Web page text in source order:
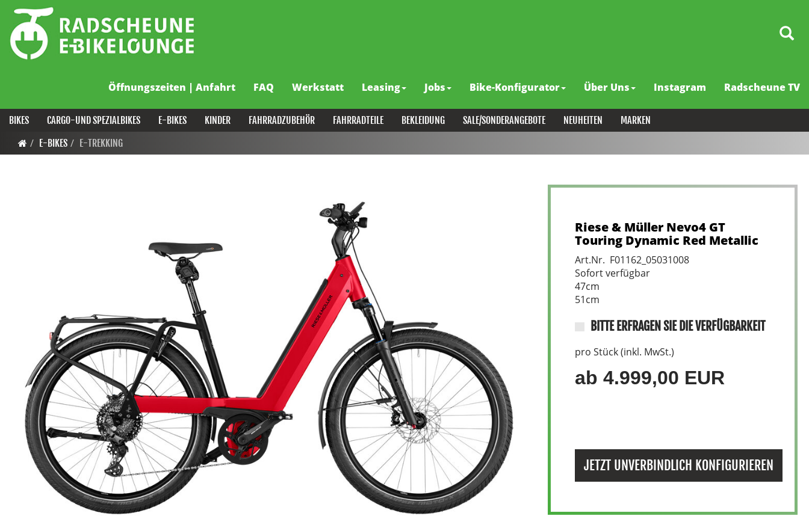
Öffnungszeiten | Anfahrt FAQ Werkstatt Leasing Jobs Bike-Konfigurator Über Uns Instagram Radscheune TV
BIKES CARGO-UND SPEZIALBIKES E-BIKES KINDER FAHRRADZUBEHÖR FAHRRADTEILE BEKLEIDUNG SALE/SONDERANGEBOTE NEUHEITEN
MARKEN
E-BIKES
E-TREKKING
Riese & Müller Nevo4 GT
Touring Dynamic Red Metallic
Art.Nr. F01162_05031008
Sofort verfügbar
47cm
51cm
BITTE ERFRAGEN SIE DIE VERFÜGBARKEIT
pro Stück (inkl. MwSt.)
ab 4.999,00 EUR
JETZT UNVERBINDLICH KONFIGURIEREN